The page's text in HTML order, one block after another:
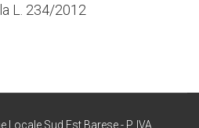
L. 234/2012
Sud Est Barese - P. IVA